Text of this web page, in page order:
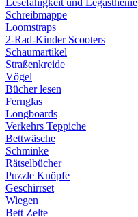
Lesefähigkeit und Legasthenie
Schreibmappe
Loomstraps
2-Rad-Kinder Scooters
Schaumartikel
Straßenkreide
Vögel
Bücher lesen
Fernglas
Longboards
Verkehrs Teppiche
Bettwäsche
Schminke
Rätselbücher
Puzzle Knöpfe
Geschirrset
Wiegen
Bett Zelte